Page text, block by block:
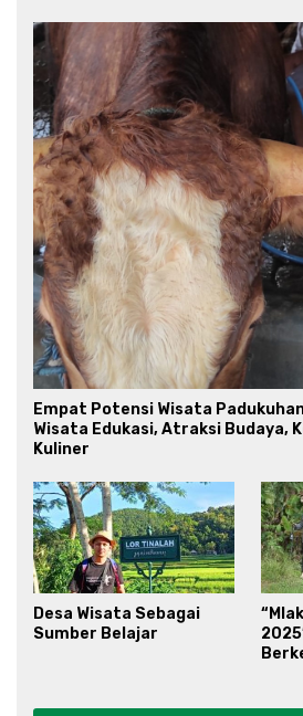
Empat Potensi Wisata
Wisata Edukasi, Atraksi Budaya,
Kuliner
Desa Wisata Sebagai
Sumber Belajar